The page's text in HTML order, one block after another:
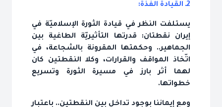
2ـ القيادة الفذّة:
يستلفت النظر في قيادة الثورة الإسلاميّة في
إيران نقطتان: قدرتها التأثيريّة الطاغية بين
الجماهير.. وحكمتها المقرونة بالشجاعة، في
اتّخاذ المواقف والقرارات، وكلا النقطتين كان
لهما أثر بارز في مسيرة الثورة وتسريع
خطواتها.
ومع إيماننا بوجود تداخل بين النقطتين.. باعتبار